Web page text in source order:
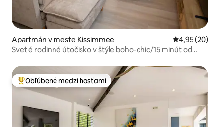
Apartmán v meste Kissimmee Priemerné
4,95 (20)
Svetlé rodinné útočisko v štýle boho-chic/15 minút od
Najobľúbenejšie medzi hosťami
Obľúbené medzi hosťami